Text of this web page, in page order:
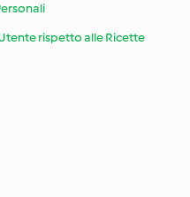
rispetto alle Ricette